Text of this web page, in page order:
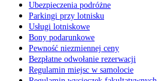
Ubezpieczenia podróżne
Parkingi przy lotnisku
Usługi lotniskowe
Bony podarunkowe
Pewność niezmiennej ceny
Bezpłatne odwołanie rezerwacji
Regulamin miejsc w samolocie